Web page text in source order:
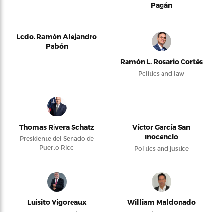
Pagán
Lcdo. Ramón Alejandro
Pabón
Ramón L. Rosario Cortés
Politics and law
Thomas Rivera Schatz
Presidente del Senado de
Puerto Rico
Víctor García San
Inocencio
Politics and justice
Luisito Vigoreaux William Maldonado